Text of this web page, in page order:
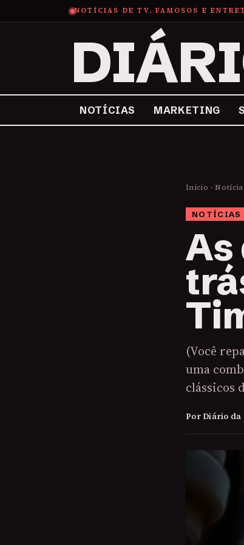
NOTÍCIAS DE TV, FAMOSOS E
NOTÍCIAS MARKETING
Início ›
NOTÍCIAS
As
(Você
uma
clássicos
Por Diário da